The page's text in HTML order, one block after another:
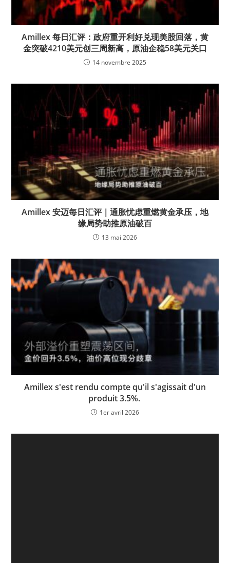
Amillex 每日汇评：政府重开利好兑现美股回落，黄
金突破4210美元创三周新高，原油企稳58美元关口
14 novembre 2025
Amillex 安迈每日汇评｜通胀忧虑重燃黄金承压，地
缘局势助推原油破百
13 mai 2026
Amillex s'est rendu compte qu'il s'agissait d'un
produit 3.5%.
1er avril 2026